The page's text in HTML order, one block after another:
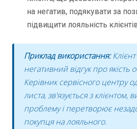
на негатив, подякувати за
підвищити лояльність
Приклад використання:
негативний відгук про якість
Керівник сервісного центру
листа, зв'язується з клієнтом,
проблему і перетворює
покупця на лояльного.